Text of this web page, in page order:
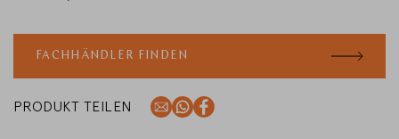
FACHHÄNDLER FINDEN
PRODUKT TEILEN